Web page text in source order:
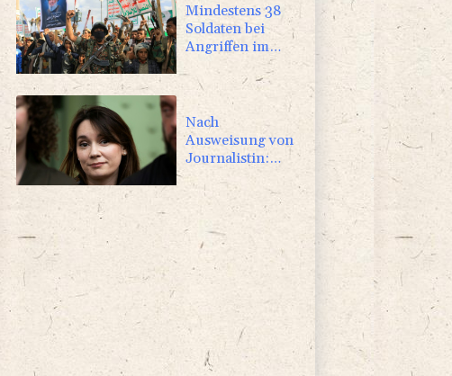
Mindestens 38
Soldaten bei
Angriffen im
Jemen getötet -
Huthis
reklamieren
Attacke
Nach
Ausweisung von
Journalistin:
Frankreich
"politische
Verfolgung" vor